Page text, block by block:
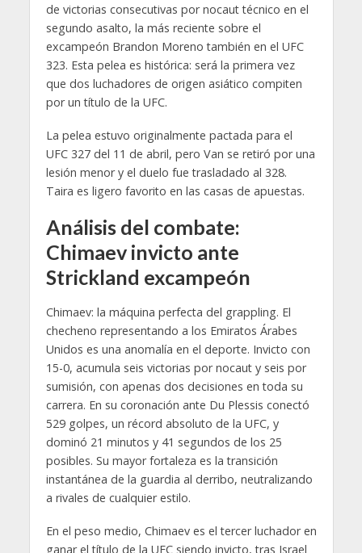
de victorias consecutivas por nocaut técnico en el
segundo asalto, la más reciente sobre el
excampeón Brandon Moreno también en el UFC
323. Esta pelea es histórica: será la primera vez
que dos luchadores de origen asiático compiten
por un título de la UFC.
La pelea estuvo originalmente pactada para el
UFC 327 del 11 de abril, pero Van se retiró por una
lesión menor y el duelo fue trasladado al 328.
Taira es ligero favorito en las casas de apuestas.
Análisis del combate:
Chimaev invicto ante
Strickland excampeón
Chimaev: la máquina perfecta del grappling. El
checheno representando a los Emiratos Árabes
Unidos es una anomalía en el deporte. Invicto con
15-0, acumula seis victorias por nocaut y seis por
sumisión, con apenas dos decisiones en toda su
carrera. En su coronación ante Du Plessis conectó
529 golpes, un récord absoluto de la UFC, y
dominó 21 minutos y 41 segundos de los 25
posibles. Su mayor fortaleza es la transición
instantánea de la guardia al derribo, neutralizando
a rivales de cualquier estilo.
En el peso medio, Chimaev es el tercer luchador en
ganar el título de la UFC siendo invicto, tras Israel